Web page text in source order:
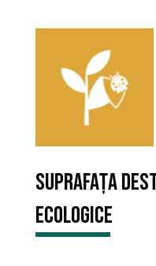
Suprafața
ecologice